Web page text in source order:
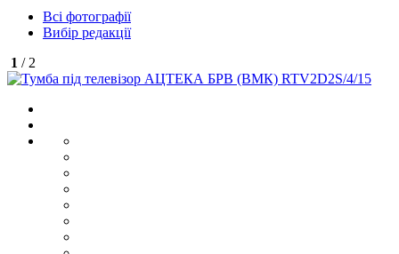
Всі фотографії
Вибір редакції
1 / 2